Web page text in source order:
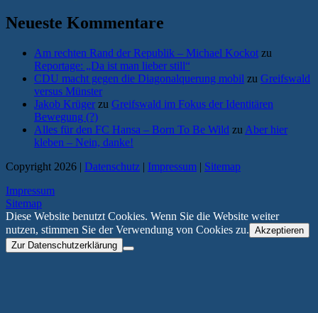
Neueste Kommentare
Am rechten Rand der Republik – Michael Kockot zu
Reportage: „Da ist man lieber still“
CDU macht gegen die Diagonalquerung mobil zu Greifswald
versus Münster
Jakob Krüger zu Greifswald im Fokus der Identitären
Bewegung (?)
Alles für den FC Hansa – Born To Be Wild zu Aber hier
kleben – Nein, danke!
Copyright 2026 | Datenschutz | Impressum | Sitemap
Impressum
Sitemap
Diese Website benutzt Cookies. Wenn Sie die Website weiter
nutzen, stimmen Sie der Verwendung von Cookies zu. Akzeptieren
Zur Datenschutzerklärung